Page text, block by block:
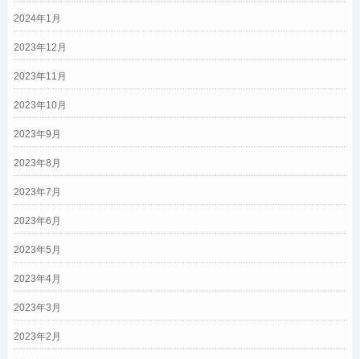
2024年1月
2023年12月
2023年11月
2023年10月
2023年9月
2023年8月
2023年7月
2023年6月
2023年5月
2023年4月
2023年3月
2023年2月